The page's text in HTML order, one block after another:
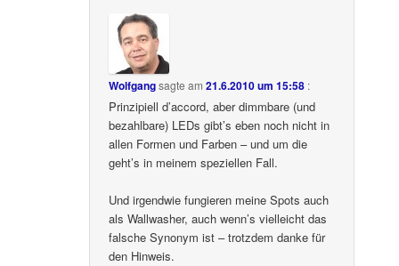
Wolfgangsagte am21.6.2010 um 15:58 :
Prinzipiell d’accord, aber dimmbare (und
bezahlbare) LEDs gibt’s eben noch nicht in
allen Formen und Farben – und um die
geht’s in meinem speziellen Fall.
Und irgendwie fungieren meine Spots auch
als Wallwasher, auch wenn’s vielleicht das
falsche Synonym ist – trotzdem danke für
den Hinweis.